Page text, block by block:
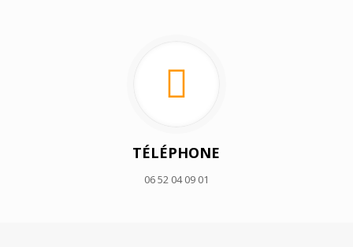
TÉLÉPHONE
06 52 04 09 01